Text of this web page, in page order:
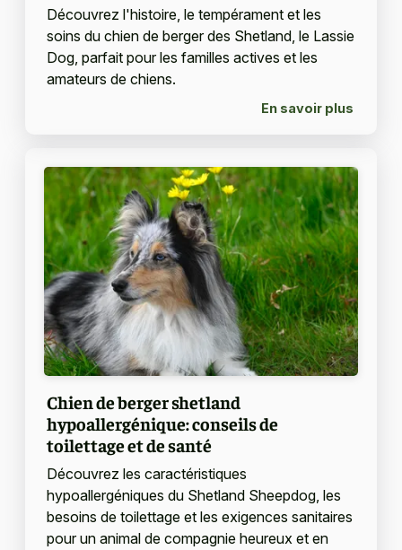
Découvrez l'histoire, le tempérament et les
soins du chien de berger des Shetland, le Lassie
Dog, parfait pour les familles actives et les
amateurs de chiens.
En savoir plus
Chien de berger shetland
hypoallergénique: conseils de
toilettage et de santé
Découvrez les caractéristiques
hypoallergéniques du Shetland Sheepdog, les
besoins de toilettage et les exigences sanitaires
pour un animal de compagnie heureux et en